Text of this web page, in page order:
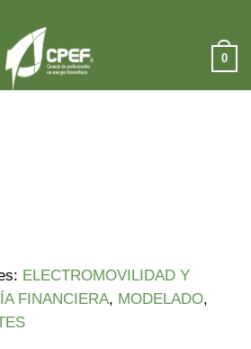
0
ELECTROMOVILIDAD Y
FINANCIERA, MODELADO,